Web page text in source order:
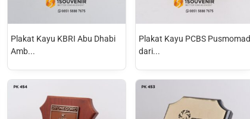
Plakat Kayu KBRI Abu Dhabi
Amb...
Plakat Kayu PCBS Pusmomad
dari...